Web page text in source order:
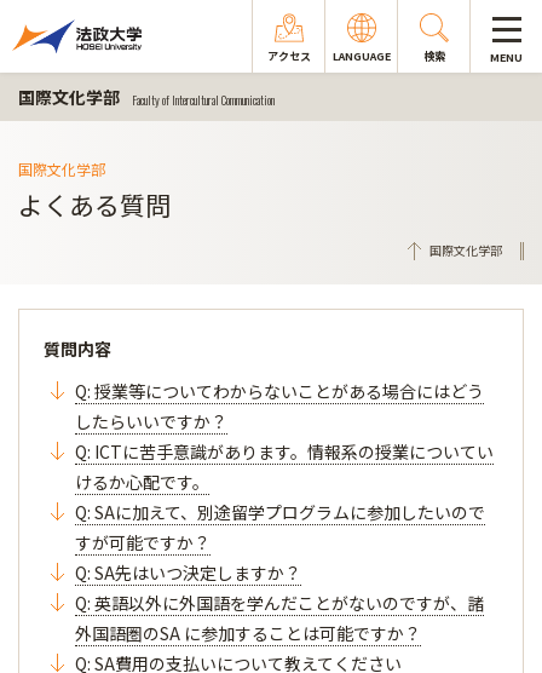
アクセス LANGUAGE 検索 MENU
国際文化学部 Faculty of Intercultural Communication
国際文化学部
よくある質問
国際文化学部
質問内容
Q: 授業等についてわからないことがある場合にはどう
したらいいですか？
Q: ICTに苦手意識があります。情報系の授業についてい
けるか心配です。
Q: SAに加えて、別途留学プログラムに参加したいので
すが可能ですか？
Q: SA先はいつ決定しますか？
Q: 英語以外に外国語を学んだことがないのですが、諸
外国語圏のSA に参加することは可能ですか？
Q: SA費用の支払いについて教えてください